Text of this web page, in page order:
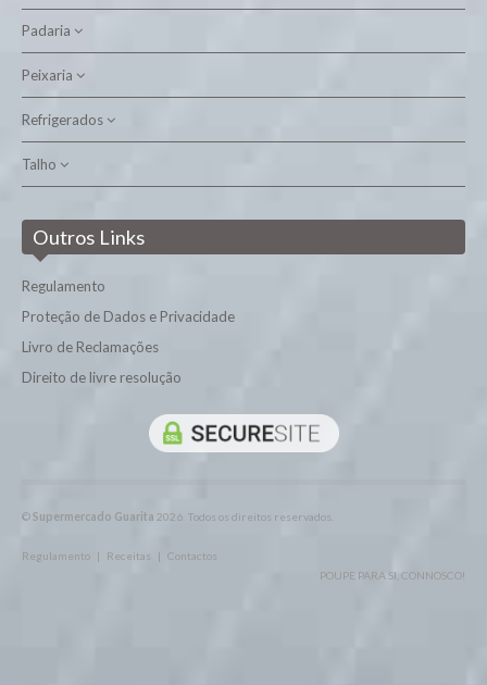
Padaria
Boutique do Pão
Embalado
Peixaria
Bacalhau Seco
Peixe Fresco
Refrigerados
Massa Fresca
Talho
Enchidos
Frango
Novilho
Outros Links
Regulamento
Proteção de Dados e Privacidade
Livro de Reclamações
Direito de livre resolução
©Supermercado Guarita 2026. Todos os direitos reservados.
Regulamento | Receitas | Contactos
POUPE PARA SI, CONNOSCO!